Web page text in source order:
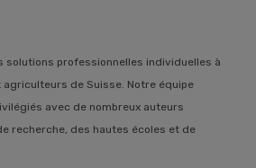
solutions professionnelles individuelles à
de Suisse. Notre équipe
avec de nombreux auteurs
recherche, des hautes écoles et de